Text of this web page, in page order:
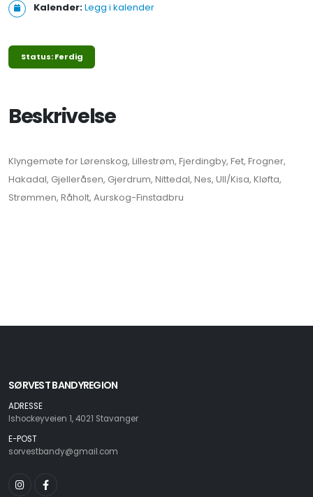
Kalender:Legg i kalender
Status: Ferdig
Beskrivelse
Klyngemøte for Lørenskog, Lillestrøm, Fjerdingby, Fet, Frogner,
Hakadal, Gjelleråsen, Gjerdrum, Nittedal, Nes, Ull/Kisa, Kløfta,
Strømmen, Råholt, Aurskog-Finstadbru
SØRVEST BANDYREGION
ADRESSE
Ishockeyveien 1, 4021 Stavanger
E-POST
sorvestbandy@gmail.com